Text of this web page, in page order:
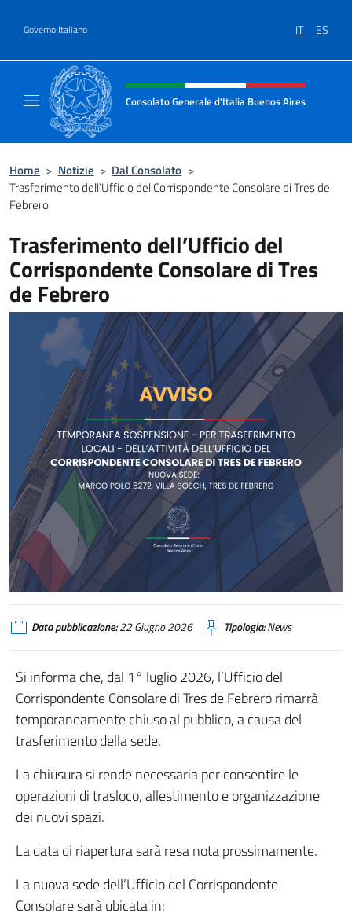
Governo Italiano IT ES
Intestazione sito, social e menù
Consolato Generale d'Italia Buenos Aires
Home > Notizie > Dal Consolato >
Trasferimento dell’Ufficio del Corrispondente Consolare di Tres de
Febrero
Trasferimento dell’Ufficio del
Corrispondente Consolare di Tres
de Febrero
Data pubblicazione:22 Giugno 2026 Tipologia:News
Si informa che, dal 1° luglio 2026, l’Ufficio del
Corrispondente Consolare di Tres de Febrero rimarrà
temporaneamente chiuso al pubblico, a causa del
trasferimento della sede.
La chiusura si rende necessaria per consentire le
operazioni di trasloco, allestimento e organizzazione
dei nuovi spazi.
La data di riapertura sarà resa nota prossimamente.
La nuova sede dell’Ufficio del Corrispondente
Consolare sarà ubicata in: